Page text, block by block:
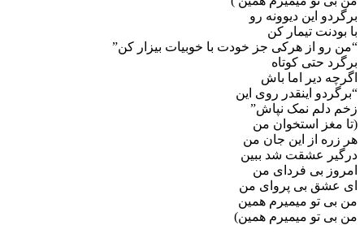
این دیوونه رو
تیمار کن
از هرکی جز خودت با خوبیات بیزار کن”
حتی کوتاه
دیر اما باش
اینقدر روی این
نمک نپاش”
استخوان من
از این جان من
عشقت شد ببین
بی فردای من
بی پروای من
تو میمیرم همین
تو میمیرم همین)